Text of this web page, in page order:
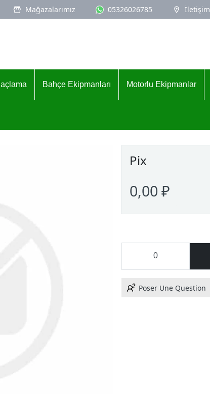
Mağazalarımız 05326026785 İletişim
İlaçlama Bahçe Ekipmanları Motorlu Ekipmanlar
Pix
0,00 ₽
Poser Une Question